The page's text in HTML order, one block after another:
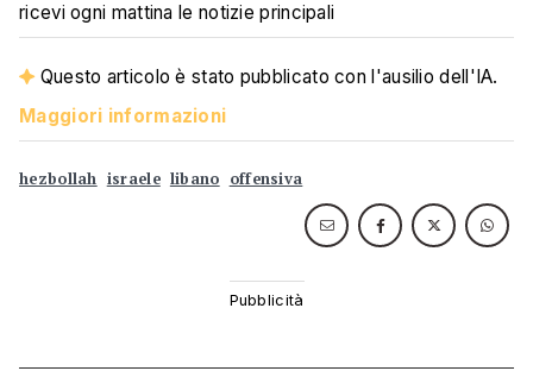
ricevi ogni mattina le notizie principali
Questo articolo è stato pubblicato con l'ausilio dell'IA.
Maggiori informazioni
hezbollah israele libano offensiva